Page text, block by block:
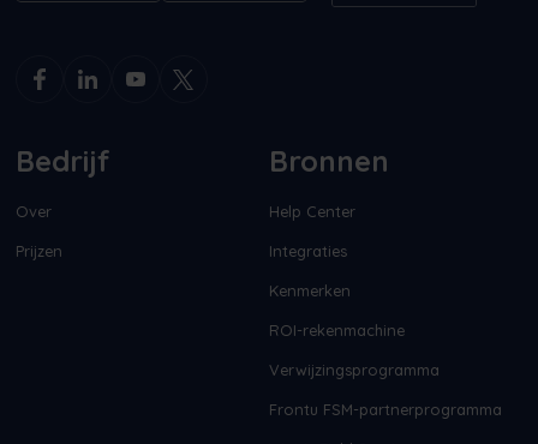
Bedrijf
Over
Prijzen
Bronnen
Help Center
Integraties
Kenmerken
ROI-rekenmachine
Verwijzingsprogramma
Frontu FSM-partnerprogramma